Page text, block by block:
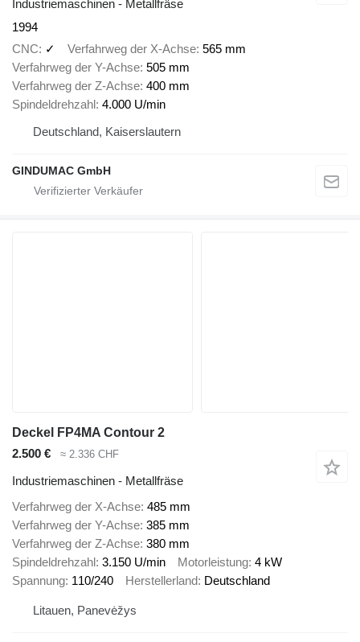
Industriemaschinen - Metallfräse
1994
CNC
✓ Verfahrweg der X-Achse 565 mm
Verfahrweg der Y-Achse 505 mm
Verfahrweg der Z-Achse 400 mm
Spindeldrehzahl 4.000 U/min
Deutschland, Kaiserslautern
GINDUMAC GmbH
Deckel FP4MA Contour 2
2.500 €
≈ 2.336 CHF
Industriemaschinen - Metallfräse
Verfahrweg der X-Achse 485 mm
Verfahrweg der Y-Achse 385 mm
Verfahrweg der Z-Achse 380 mm
Spindeldrehzahl 3.150 U/min Motorleistung 4 kW
Spannung 110/240 Herstellerland Deutschland
Litauen, Panevėžys